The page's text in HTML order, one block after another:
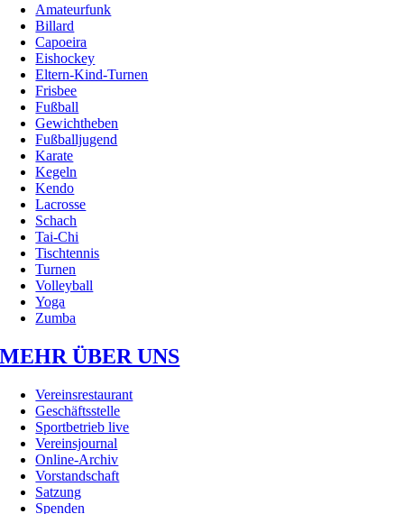
Amateurfunk
Billard
Capoeira
Eishockey
Eltern-Kind-Turnen
Frisbee
Fußball
Gewichtheben
Fußballjugend
Karate
Kegeln
Kendo
Lacrosse
Schach
Tai-Chi
Tischtennis
Turnen
Volleyball
Yoga
Zumba
MEHR ÜBER UNS
Vereinsrestaurant
Geschäftsstelle
Sportbetrieb live
Vereinsjournal
Online-Archiv
Vorstandschaft
Satzung
Spenden